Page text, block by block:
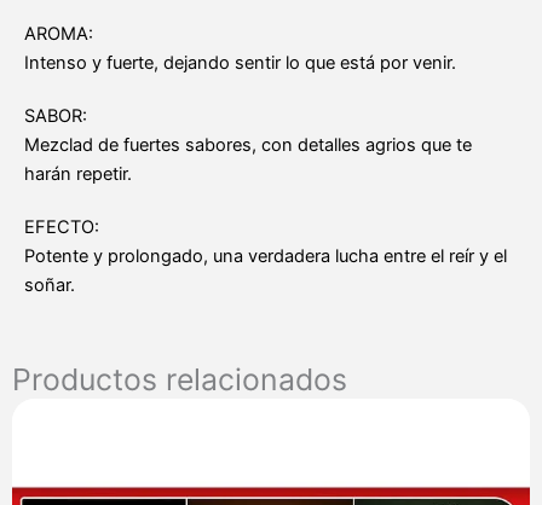
AROMA:
Intenso y fuerte, dejando sentir lo que está por venir.
SABOR:
Mezclad de fuertes sabores, con detalles agrios que te
harán repetir.
EFECTO:
Potente y prolongado, una verdadera lucha entre el reír y el
soñar.
Productos relacionados